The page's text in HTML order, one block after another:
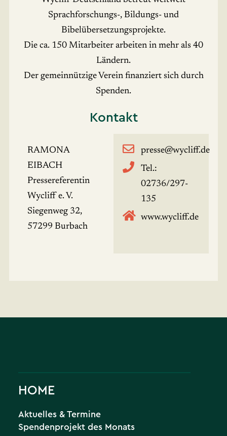
Sprachforschungs-, Bildungs- und
Bibelübersetzungsprojekte.
Die ca. 150 Mitarbeiter arbeiten in mehr als 40
Ländern.
Der gemeinnützige Verein finanziert sich durch
Spenden.
Kontakt
RAMONA
EIBACH
Pressereferentin
Wycliff e. V.
Siegenweg 32,
57299 Burbach
presse@wycliff.de
Tel.:
02736/297-
135
www.wycliff.de
HOME
Aktuelles & Termine
Spendenprojekt des Monats